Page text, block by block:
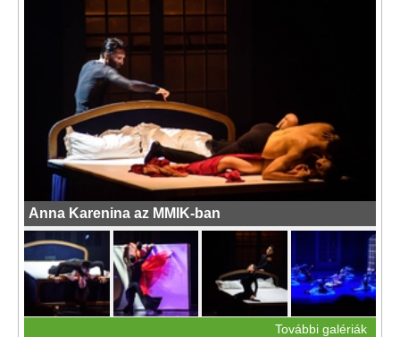
Anna Karenina az MMIK-ban
További galériák